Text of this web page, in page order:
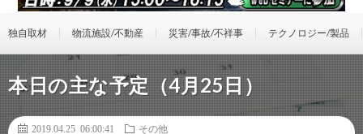
独自取材 物流施設/不動産 災害/事故/不祥事 テクノロジー/製品
本日の主な予定（4月25日）
2019.04.25 06:00:41
その他